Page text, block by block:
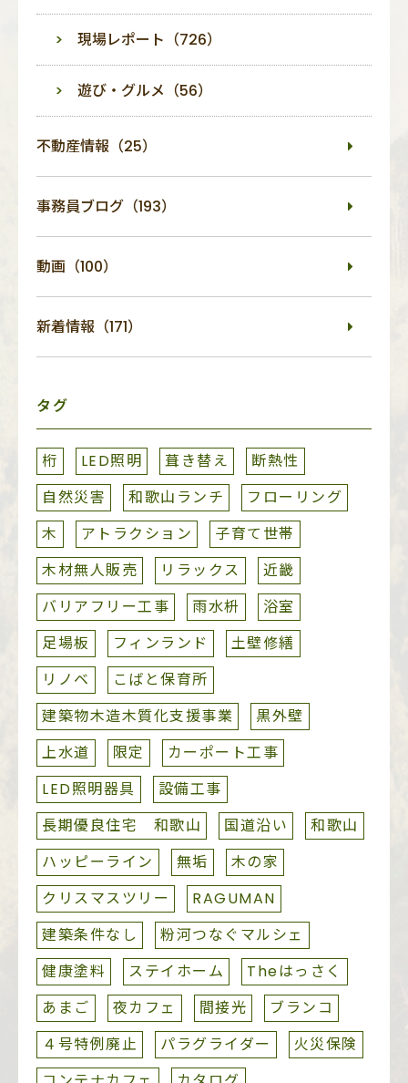
現場レポート（726）
遊び・グルメ（56）
不動産情報（25）
事務員ブログ（193）
動画（100）
新着情報（171）
タグ
桁 LED照明 葺き替え
断熱性
自然災害
和歌山ランチ
フローリング
木
アトラクション
子育て世帯
木材無人販売
リラックス
近畿
バリアフリー工事
雨水枡
浴室
足場板
フィンランド
土壁修繕
リノベ
こばと保育所
建築物木造木質化支援事業
黒外壁
上水道
限定
カーポート工事
LED照明器具
設備工事
長期優良住宅 和歌山
国道沿い
和歌山
ハッピーライン
無垢
木の家
クリスマスツリー
RAGUMAN
建築条件なし
粉河つなぐマルシェ
健康塗料
ステイホーム
Theはっさく
あまご
夜カフェ 間接光
ブランコ
４号特例廃止
パラグライダー
火災保険